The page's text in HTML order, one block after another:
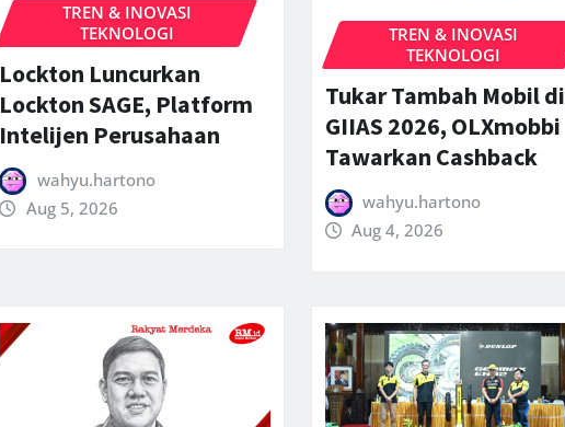
TREN & INOVASI
TEKNOLOGI
Lockton Luncurkan
Lockton SAGE, Platform
Intelijen Perusahaan
wahyu.hartono
Aug 5, 2026
TREN & INOVASI
TEKNOLOGI
Tukar Tambah Mobil di
GIIAS 2026, OLXmobbi
Tawarkan Cashback
wahyu.hartono
Aug 4, 2026